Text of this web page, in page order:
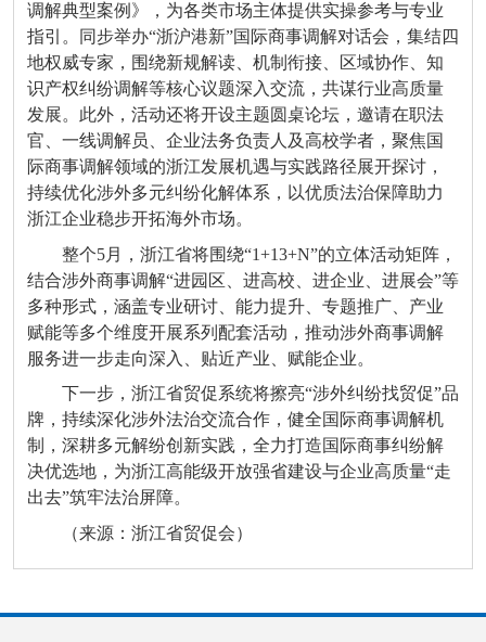
调解典型案例》，为各类市场主体提供实操参考与专业
指引。同步举办“浙沪港新”国际商事调解对话会，集结四
地权威专家，围绕新规解读、机制衔接、区域协作、知
识产权纠纷调解等核心议题深入交流，共谋行业高质量
发展。此外，活动还将开设主题圆桌论坛，邀请在职法
官、一线调解员、企业法务负责人及高校学者，聚焦国
际商事调解领域的浙江发展机遇与实践路径展开探讨，
持续优化涉外多元纠纷化解体系，以优质法治保障助力
浙江企业稳步开拓海外市场。
整个5月，浙江省将围绕“1+13+N”的立体活动矩阵，
结合涉外商事调解“进园区、进高校、进企业、进展会”等
多种形式，涵盖专业研讨、能力提升、专题推广、产业
赋能等多个维度开展系列配套活动，推动涉外商事调解
服务进一步走向深入、贴近产业、赋能企业。
下一步，浙江省贸促系统将擦亮“涉外纠纷找贸促”品
牌，持续深化涉外法治交流合作，健全国际商事调解机
制，深耕多元解纷创新实践，全力打造国际商事纠纷解
决优选地，为浙江高能级开放强省建设与企业高质量“走
出去”筑牢法治屏障。
（来源：浙江省贸促会）